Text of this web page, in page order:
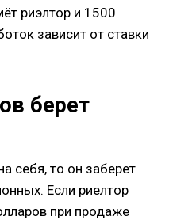
риэлтор и 1500
зависит от ставки
берет
себя, то он заберет
Если риелтор
при продаже